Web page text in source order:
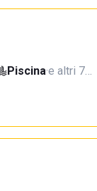
Piscina·e altri 7…